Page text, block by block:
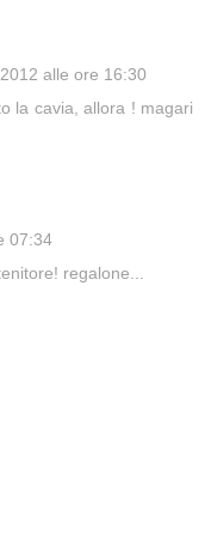
alle ore 16:30
la cavia, allora ! magari
07:34
regalone...